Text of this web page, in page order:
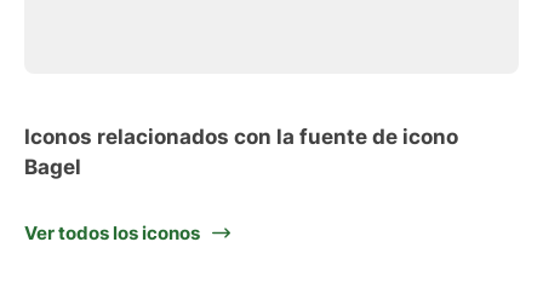
Iconos relacionados con la fuente de icono
Bagel
Ver todos los iconos